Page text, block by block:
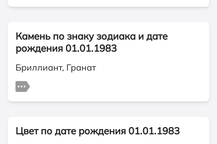
Камень по знаку зодиака и дате
рождения 01.01.1983
Бриллиант, Гранат
Цвет по дате рождения 01.01.1983